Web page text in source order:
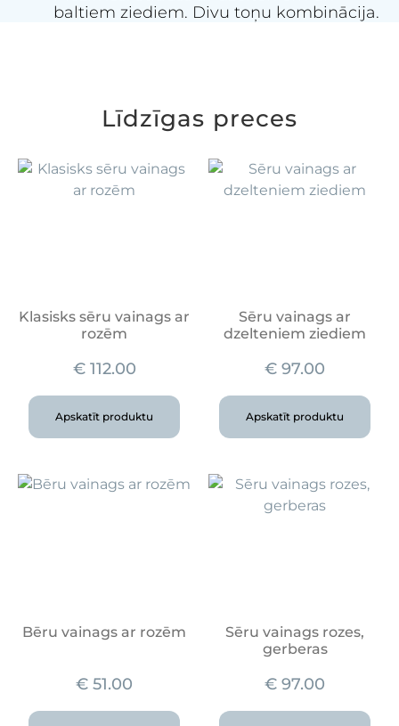
baltiem ziediem. Divu toņu kombinācija.
Līdzīgas preces
Klasisks sēru vainags ar
rozēm
€112.00
Apskatīt produktu
Sēru vainags ar
dzelteniem ziediem
€ 97.00
Apskatīt produktu
Bēru vainags ar rozēm
€ 51.00
Sēru vainags rozes,
gerberas
€ 97.00